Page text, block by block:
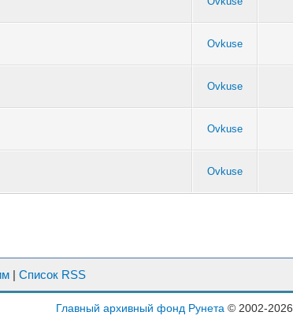
Ovkuse
Ovkuse
Ovkuse
Ovkuse
| Список RSS
Главный архивный фонд Рунета © 2002-2026.